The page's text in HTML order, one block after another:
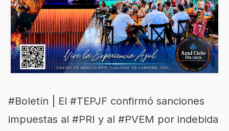
#Boletín | El #TEPJF confirmó sanciones
impuestas al #PRI y al #PVEM por indebida